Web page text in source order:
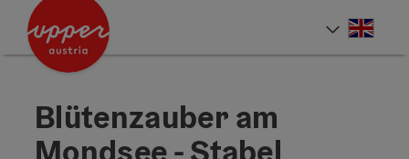
Zum Inhalt
Zur Navigation
Zum Seitenanfang
Blütenzauber am